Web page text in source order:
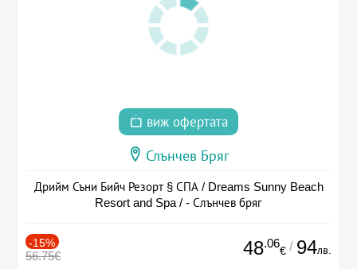
виж офертата
Слънчев Бряг
Дрийм Съни Бийч Резорт § СПА / Dreams Sunny Beach
Resort and Spa / - Слънчев бряг
-15%
56.75€ 48.06
€ / 94лв.